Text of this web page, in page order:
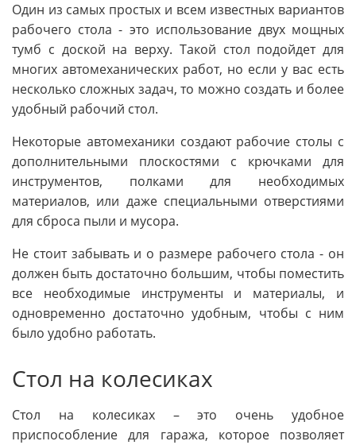
Один из самых простых и всем известных вариантов
рабочего стола - это использование двух мощных
тумб с доской на верху. Такой стол подойдет для
многих автомеханических работ, но если у вас есть
несколько сложных задач, то можно создать и более
удобный рабочий стол.
Некоторые автомеханики создают рабочие столы с
дополнительными плоскостями с крючками для
инструментов, полками для необходимых
материалов, или даже специальными отверстиями
для сброса пыли и мусора.
Не стоит забывать и о размере рабочего стола - он
должен быть достаточно большим, чтобы поместить
все необходимые инструменты и материалы, и
одновременно достаточно удобным, чтобы с ним
было удобно работать.
Стол на колесиках
Стол на колесиках – это очень удобное
приспособление для гаража, которое позволяет